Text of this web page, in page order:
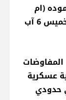
(ام
محمد)، الدفن عصر يوم الخميس 6 آب
المفاوضات
عسكرية
حدودي